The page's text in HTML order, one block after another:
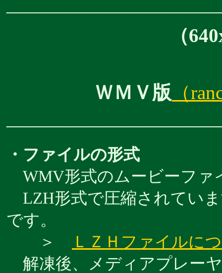
（
ＷＭＶ版 （
・ファイルの形式
WMV形式のムービーファ
LZH形式で圧縮されてい
です。
＞
ＬＺＨファイルに
解凍後、メディアプレー